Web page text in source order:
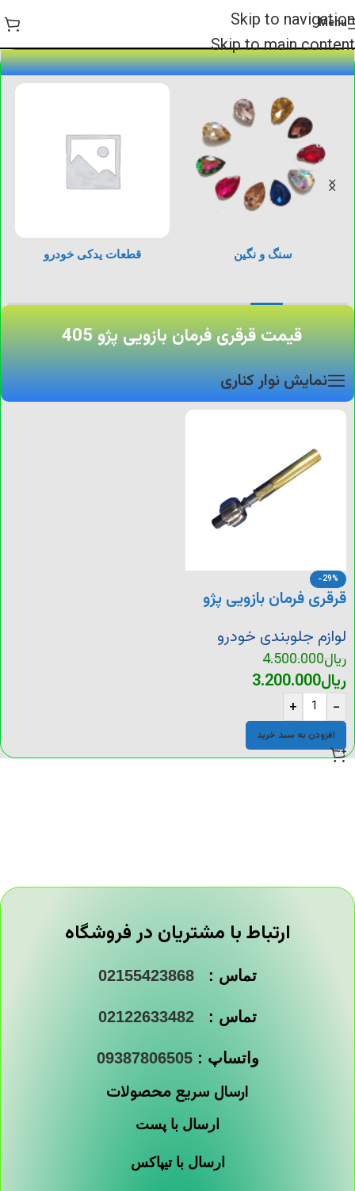
Skip to navigation
Skip to main content
Menu
سنگ و نگین قطعات یدکی خودرو
قیمت قرقری فرمان بازویی پژو 405
نمایش نوار کناری
-29%
قرقری فرمان بازویی پژو
لوازم جلوبندی خودرو
ریال4.500.000
ریال3.200.000
-
+
افزودن به سبد خرید
ارتباط با مشتریان در فروشگاه
تماس : 02155423868
تماس : 02122633482
واتساپ :09387806505
ارسال سریع محصولات
ارسال با پست
ارسال با تیپاکس